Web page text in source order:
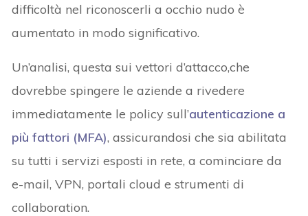
difficoltà nel riconoscerli a occhio nudo è
aumentato in modo significativo.
Un’analisi, questa sui vettori d’attacco,che
dovrebbe spingere le aziende a rivedere
immediatamente le policy sull’autenticazione a
più fattori (MFA), assicurandosi che sia abilitata
su tutti i servizi esposti in rete, a cominciare da
e-mail, VPN, portali cloud e strumenti di
collaboration.